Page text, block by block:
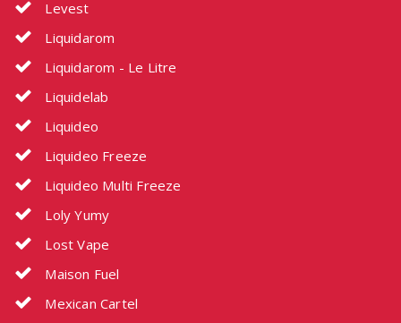
Levest
Liquidarom
Liquidarom - Le Litre
Liquidelab
Liquideo
Liquideo Freeze
Liquideo Multi Freeze
Loly Yumy
Lost Vape
Maison Fuel
Mexican Cartel